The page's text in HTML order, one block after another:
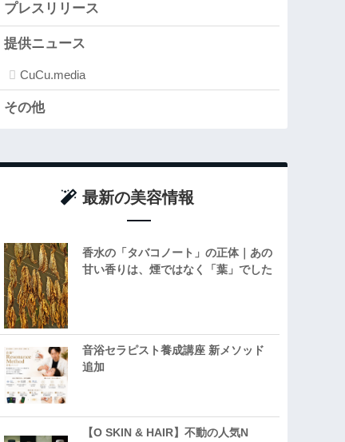
プレスリリース
提供ニュース
CuCu.media
その他
最新の美容情報
香水の「タバコノート」の正体｜あの
甘い香りは、煙ではなく「葉」でした
音浴セラピスト養成講座 新メソッド
追加
【O SKIN & HAIR】不動の人気N